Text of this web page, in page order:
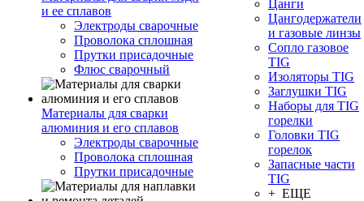
и ее сплавов
Электроды сварочные
Проволока сплошная
Прутки присадочные
Флюс сварочный
Материалы для сварки
алюминия и его сплавов
Электроды сварочные
Проволока сплошная
Прутки присадочные
Цанги
Цангодержатели
и газовые линзы
Сопло газовое
TIG
Изоляторы TIG
Заглушки TIG
Наборы для TIG
горелки
Головки TIG
горелок
Запасные части
TIG
+ ЕЩЕ